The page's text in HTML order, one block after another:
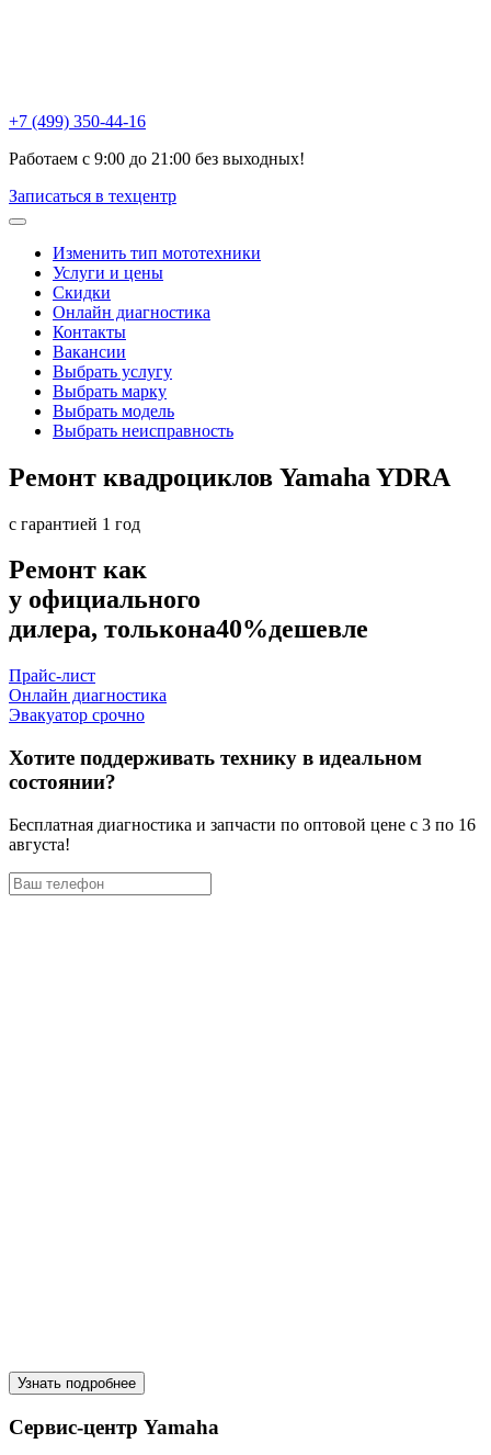
+7 (499) 350-44-16
Работаем с 9:00 до 21:00 без выходных!
Записаться в техцентр
Изменить тип мототехники
Услуги и цены
Скидки
Онлайн диагностика
Контакты
Вакансии
Выбрать услугу
Выбрать марку
Выбрать модель
Выбрать неисправность
Ремонт квадроциклов Yamaha YDRA
с гарантией 1 год
Ремонт как
у официального
дилера, толькона40%дешевле
Прайс-лист
Онлайн диагностика
Эвакуатор срочно
Хотите поддерживать технику в идеальном
состоянии?
Бесплатная диагностика и запчасти по оптовой цене с 3 по 16
августа!
Узнать подробнее
Сервис-центр Yamaha